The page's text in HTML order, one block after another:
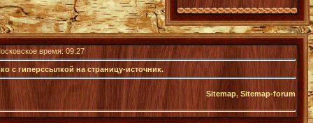
время: 09:27
с гиперссылкой на страницу-источник.
Sitemap, Sitemap-forum